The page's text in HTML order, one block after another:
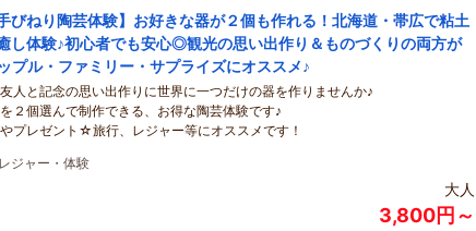
びねり陶芸体験】お好きな器が２個も作れる！北海道・帯広で粘土
し体験♪初心者でも安心◎観光の思い出作り＆ものづくりの両方が
プル・ファミリー・サプライズにオススメ♪
人と記念の思い出作りに世界に一つだけの器を作りませんか♪
２個選んで制作できる、お得な陶芸体験です♪
プレゼント☆旅行、レジャー等にオススメです！
ジャー・体験
大人
3,800円～